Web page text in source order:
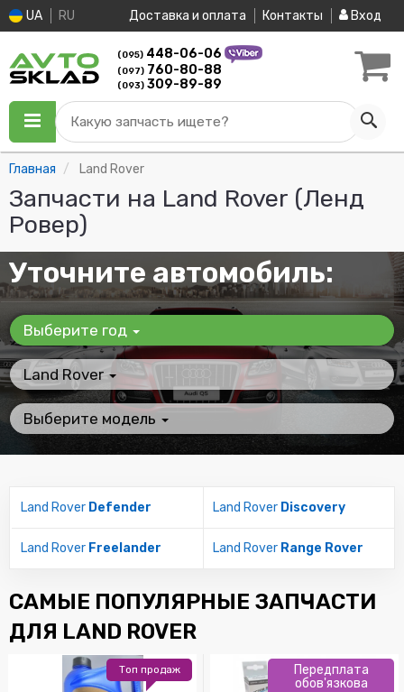
UA RU Доставка и оплата Контакты Вход
(095) 448-06-06
(097) 760-80-88
(093) 309-89-89
Какую запчасть ищете?
Главная Land Rover
Запчасти на Land Rover (Ленд
Ровер)
Уточните автомобиль:
Выберите год
Land Rover
Выберите модель
Land Rover Defender Land Rover Discovery
Land Rover Freelander Land Rover Range Rover
САМЫЕ ПОПУЛЯРНЫЕ ЗАПЧАСТИ
ДЛЯ LAND ROVER
Топ продаж
Передплата
обов'язкова